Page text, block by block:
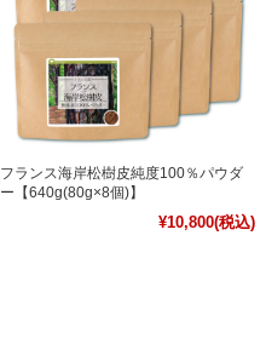
フランス海岸松樹皮純度100％パウダ
ー【640g(80g×8個)】
¥10,800(税込)